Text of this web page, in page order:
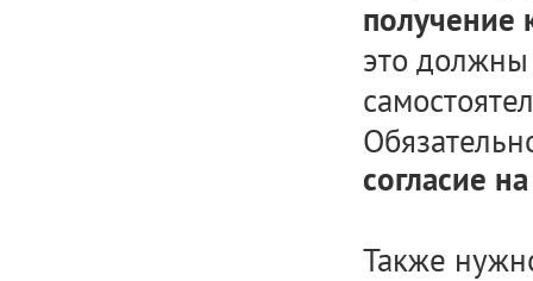
получение
это должны
согласие
Также